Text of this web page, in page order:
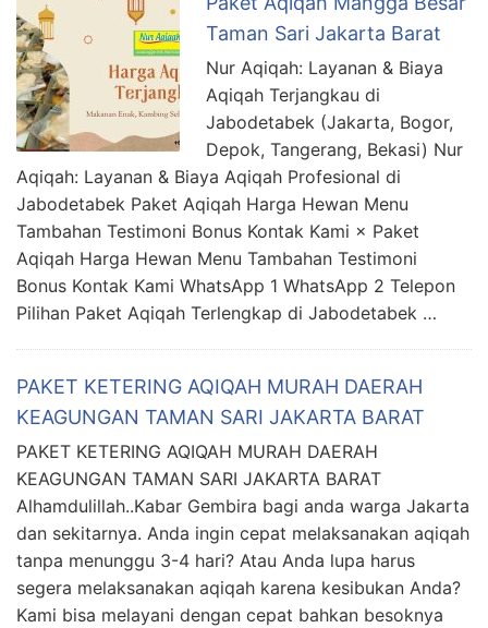
Taman Sari Jakarta Barat
Nur Aqiqah: Layanan & Biaya
Aqiqah Terjangkau di
Jabodetabek (Jakarta, Bogor,
Depok, Tangerang, Bekasi) Nur
Aqiqah: Layanan & Biaya Aqiqah Profesional di
Jabodetabek Paket Aqiqah Harga Hewan Menu
Tambahan Testimoni Bonus Kontak Kami × Paket
Aqiqah Harga Hewan Menu Tambahan Testimoni
Bonus Kontak Kami WhatsApp 1 WhatsApp 2 Telepon
Pilihan Paket Aqiqah Terlengkap di Jabodetabek …
PAKET KETERING AQIQAH MURAH DAERAH
KEAGUNGAN TAMAN SARI JAKARTA BARAT
PAKET KETERING AQIQAH MURAH DAERAH
KEAGUNGAN TAMAN SARI JAKARTA BARAT
Alhamdulillah..Kabar Gembira bagi anda warga Jakarta
dan sekitarnya. Anda ingin cepat melaksanakan aqiqah
tanpa menunggu 3-4 hari? Atau Anda lupa harus
segera melaksanakan aqiqah karena kesibukan Anda?
Kami bisa melayani dengan cepat bahkan besoknya